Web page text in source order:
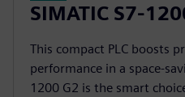
SIMATIC S7-
This compact PLC boosts
performance in a space-
1200 G2 is the smart